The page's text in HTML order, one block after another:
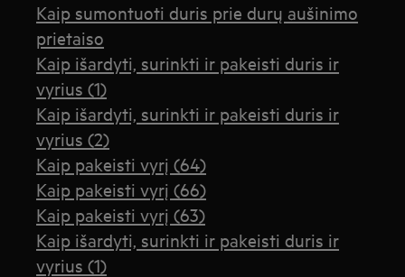
Kaip sumontuoti duris prie durų aušinimo
prietaiso
Kaip išardyti, surinkti ir pakeisti duris ir
vyrius (1)
Kaip išardyti, surinkti ir pakeisti duris ir
vyrius (2)
Kaip pakeisti vyrį (64)
Kaip pakeisti vyrį (66)
Kaip pakeisti vyrį (63)
Kaip išardyti, surinkti ir pakeisti duris ir
vyrius (1)